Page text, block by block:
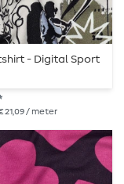
- Digital Sport
€ 21,09 / meter